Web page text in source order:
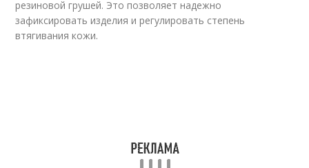
резиновой грушей. Это позволяет надежно
зафиксировать изделия и регулировать степень
втягивания кожи.